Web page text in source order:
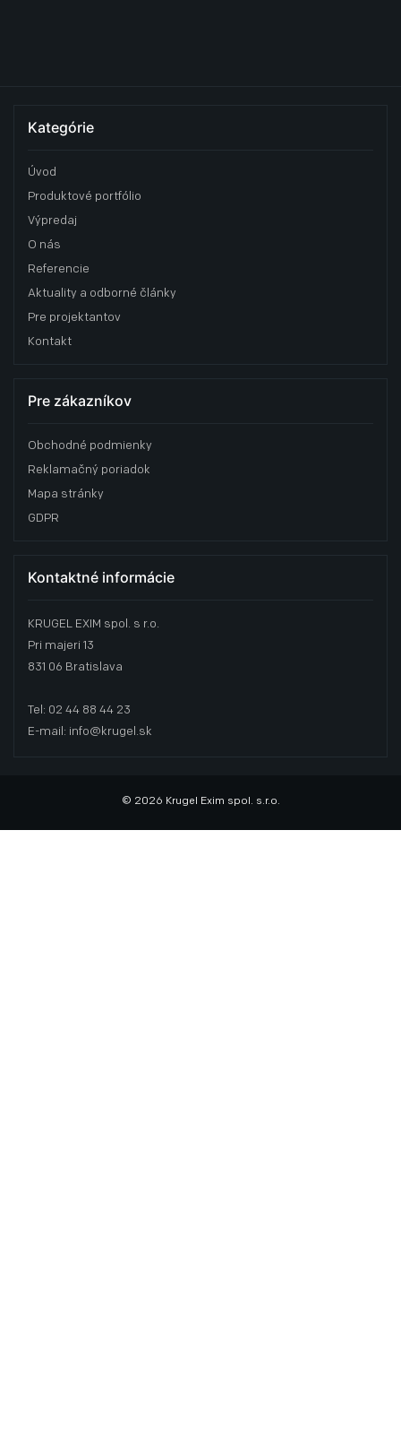
Kategórie
Úvod
Produktové portfólio
Výpredaj
O nás
Referencie
Aktuality a odborné články
Pre projektantov
Kontakt
Pre zákazníkov
Obchodné podmienky
Reklamačný poriadok
Mapa stránky
GDPR
Kontaktné informácie
KRUGEL EXIM spol. s r.o.
Pri majeri 13
831 06 Bratislava
Tel: 02 44 88 44 23
E-mail: info@krugel.sk
© 2026 Krugel Exim spol. s.r.o.